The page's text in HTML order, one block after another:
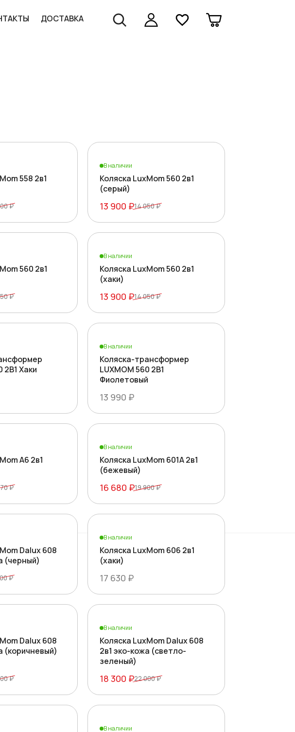
ДОСТАВКА
цене
558 2в1
₽
В наличии
Коляска LuxMom 560 2в1
(серый)
13 900 ₽14 050 ₽
560 2в1
₽
В наличии
Коляска LuxMom 560 2в1
(хаки)
13 900 ₽14 050 ₽
2В1 Хаки
В наличии
Коляска-трансформер
LUXMOM 560 2В1
Фиолетовый
13 990 ₽
A6 2в1
₽
В наличии
Коляска LuxMom 601A 2в1
(бежевый)
16 680 ₽19 900 ₽
Dalux 608
(черный)
₽
В наличии
Коляска LuxMom 606 2в1
(хаки)
17 630 ₽
Dalux 608
(коричневый)
₽
В наличии
Коляска LuxMom Dalux 608
2в1 эко-кожа (светло-
зеленый)
18 300 ₽22 000 ₽
В наличии